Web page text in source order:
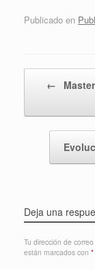
Publicado en
←
Deja una
Tu dirección de
están marcados con *